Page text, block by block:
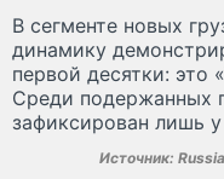
В сегменте новых
динамику
первой десятки: это
Среди подержанных
зафиксирован лишь
Источник: